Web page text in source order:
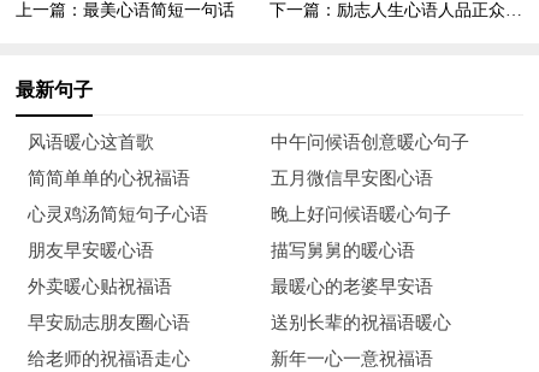
作！
12、淡淡的感觉最美。
13、对你声声念，朋友是否听见，送你的祝福，是否已实
现，生活忙碌的我们，聚少离多，希望朋友不要把我怨，要知道
我们是朋友，永远。
14、大暑到，酷热炎又暑，温度急攀高，身体汗直流。防暑
要，降温不可忘，清水来洗洗，凉凉高温降。身体要，黏黏手头
边，洗洗神气爽，健康要记牢。
上一篇：最美心语简短一句话 下一篇： 励志人生心语人品正众人敬
最新句子
风语暖心这首歌
中午问候语创意暖心句子
简简单单的心祝福语
五月微信早安图心语
心灵鸡汤简短句子心语
晚上好问候语暖心句子
朋友早安暖心语
描写舅舅的暖心语
外卖暖心贴祝福语
最暖心的老婆早安语
早安励志朋友圈心语
送别长辈的祝福语暖心
给老师的祝福语走心
新年一心一意祝福语